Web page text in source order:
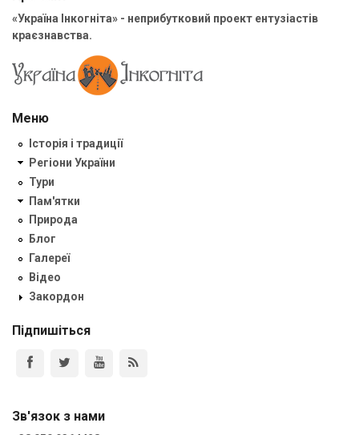
«Україна Інкогніта» - неприбутковий проект ентузіастів
краєзнавства.
Меню
Історія і традиції
Регіони України
Тури
Пам'ятки
Природа
Блог
Галереї
Відео
Закордон
Підпишіться
Зв'язок з нами